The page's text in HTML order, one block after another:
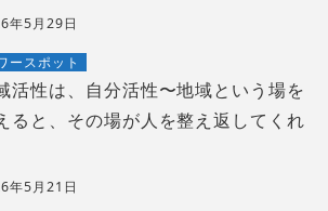
年5月29日
ースポット
活性は、自分活性〜地域という場を
ると、その場が人を整え返してくれ
年5月21日